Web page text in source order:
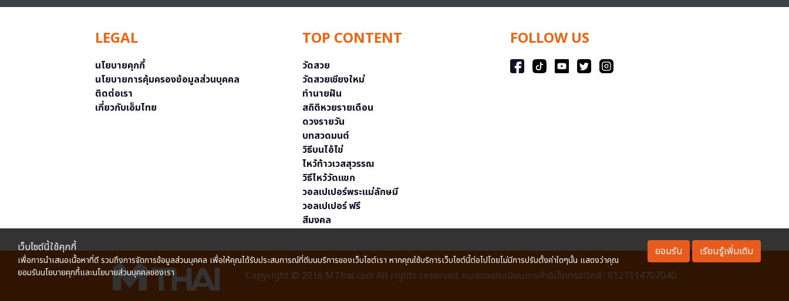
LEGAL
นโยบายคุกกี้
นโยบายการคุ้มครองข้อมูลส่วนบุคคล
ติดต่อเรา
เกี่ยวกับเอ็มไทย
TOP CONTENT
วัดสวย
วัดสวยเชียงใหม่
ทำนายฝัน
สถิติหวยรายเดือน
ดวงรายวัน
บทสวดมนต์
วิธีบนไอ้ไข่
ไหว้ท้าวเวสสุวรรณ
วิธีไหว้วัดแขก
วอลเปเปอร์พระแม่ลักษมี
วอลเปเปอร์ ฟรี
สีมงคล
FOLLOW US
Copyright © 2016 MThai.com All rights reserved. หมายเลขทะเบียนการค้าอิเล็กทรอนิกส์ : 0127114707040
เว็บไซต์นี้ใช้คุกกี้
เพื่อการนำเสนอเนื้อหาที่ดี รวมถึงการจัดการข้อมูลส่วนบุคคล เพื่อให้คุณได้รับประสบการณ์ที่ดีบนบริการของเว็บไซต์เรา หากคุณใช้บริการเว็บไซต์นี้ต่อไปโดยไม่มีการปรับตั้งค่าใดๆนั้น แสดงว่าคุณ
ยอมรับนโยบายคุกกี้และนโยบายส่วนบุคคลของเรา
ยอมรับ เรียนรู้เพิ่มเติม